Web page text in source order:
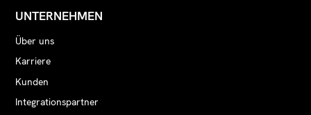
UNTERNEHMEN
Über uns
Karriere
Kunden
Integrationspartner